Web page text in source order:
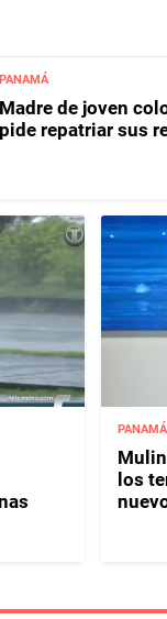
PANAMÁ
Madre de joven
pide repatriar sus
PANAMÁ
los